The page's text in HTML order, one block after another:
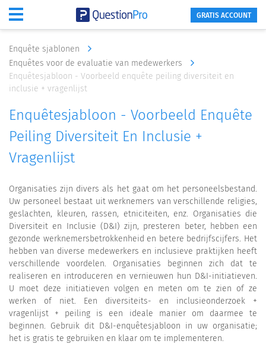
GRATIS ACCOUNT
Enquête sjablonen
Enquêtes voor de evaluatie van medewerkers
Enquêtesjabloon - Voorbeeld enquête peiling diversiteit en
inclusie + vragenlijst
Enquêtesjabloon - Voorbeeld Enquête
Peiling Diversiteit En Inclusie +
Vragenlijst
Organisaties zijn divers als het gaat om het personeelsbestand.
Uw personeel bestaat uit werknemers van verschillende religies,
geslachten, kleuren, rassen, etniciteiten, enz. Organisaties die
Diversiteit en Inclusie (D&I) zijn, presteren beter, hebben een
gezonde werknemersbetrokkenheid en betere bedrijfscijfers. Het
hebben van diverse medewerkers en inclusieve praktijken heeft
verschillende voordelen. Organisaties beginnen zich dat te
realiseren en introduceren en vernieuwen hun D&I-initiatieven.
U moet deze initiatieven volgen en meten om te zien of ze
werken of niet. Een diversiteits- en inclusieonderzoek +
vragenlijst + peiling is een ideale manier om daarmee te
beginnen. Gebruik dit D&I-enquêtesjabloon in uw organisatie;
het is gratis te gebruiken en klaar om te implementeren.